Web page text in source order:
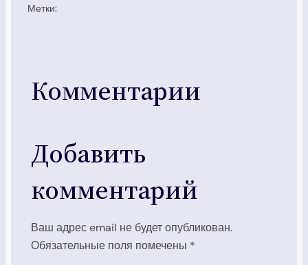
Метки:
Комментарии
Добавить
комментарий
Ваш адрес email не будет опубликован.
Обязательные поля помечены *